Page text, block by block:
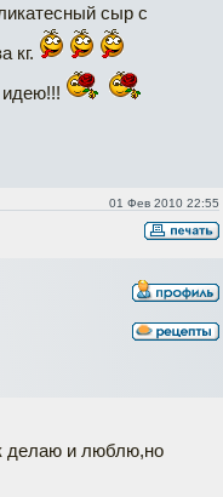
сыр с
кг.
01 Фев 2010 22:55
делаю и люблю,но